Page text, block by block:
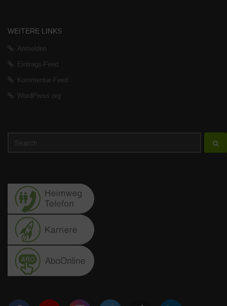
WEITERE LINKS
Anmelden
Eintrags-Feed
Kommentar-Feed
WordPress.org